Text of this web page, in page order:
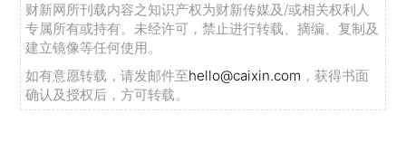
财新网所刊载内容之知识产权为财新传媒及/或相关权利人
专属所有或持有。未经许可，禁止进行转载、摘编、复制及
建立镜像等任何使用。
如有意愿转载，请发邮件至hello@caixin.com ，获得书面
确认及授权后，方可转载。